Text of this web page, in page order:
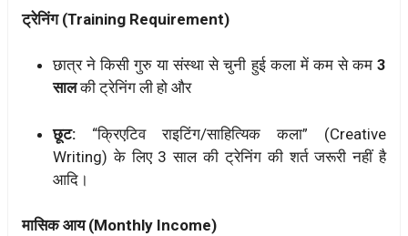
ट्रेनिंग (Training Requirement)
छात्र ने किसी गुरु या संस्था से चुनी हुई कला में कम से कम 3
सालकी ट्रेनिंग ली हो और
छूट: “क्रिएटिव राइटिंग/साहित्यिक कला” (Creative
Writing) के लिए 3 साल की ट्रेनिंग की शर्त जरूरी नहीं है
आदि।
मासिक आय (Monthly Income)